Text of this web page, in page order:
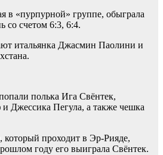
в «пурпурной» группе, обыграла
со счетом 6:3, 6:4.
итальянка Джасмин Паолини и
полька Ига Свёнтек,
Джессика Пегула, а также чешка
проходит в Эр-Рияде,
году его выиграла Свёнтек.